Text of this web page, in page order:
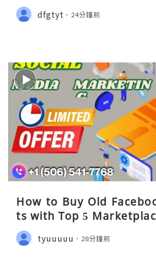
dfgtyt 24分鐘前
How to Buy Old
ts​ with Top 5
tyuuuuu 28分鐘前